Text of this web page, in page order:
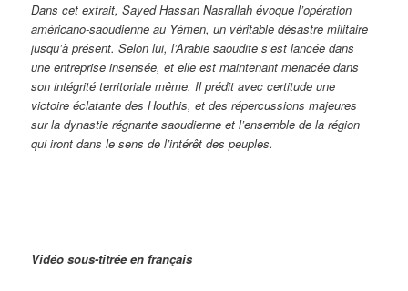
Dans cet extrait, Sayed Hassan Nasrallah évoque l’opération
américano-saoudienne au Yémen, un véritable désastre militaire
jusqu’à présent. Selon lui, l’Arabie saoudite s’est lancée dans
une entreprise insensée, et elle est maintenant menacée dans
son intégrité territoriale même. Il prédit avec certitude une
victoire éclatante des Houthis, et des répercussions majeures
sur la dynastie régnante saoudienne et l’ensemble de la région
qui iront dans le sens de l’intérêt des peuples.
Vidéo sous-titrée en français